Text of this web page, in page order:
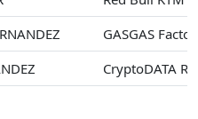
GASGAS
CryptoDATA